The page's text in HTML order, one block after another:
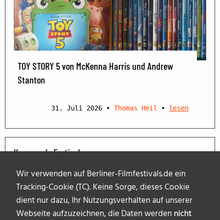
Wir verwenden auf Berliner-Filmfestivals.de ein
Tracking-Cookie (TC). Keine Sorge, dieses Cookie
dient nur dazu, Ihr Nutzungsverhalten auf unserer
Webseite aufzuzeichnen, die Daten werden nicht
TOY STORY 5 von McKenna Harris und Andrew
Stanton
31. Juli 2026 • Thomas Heil • lesen
Kommende Festivals